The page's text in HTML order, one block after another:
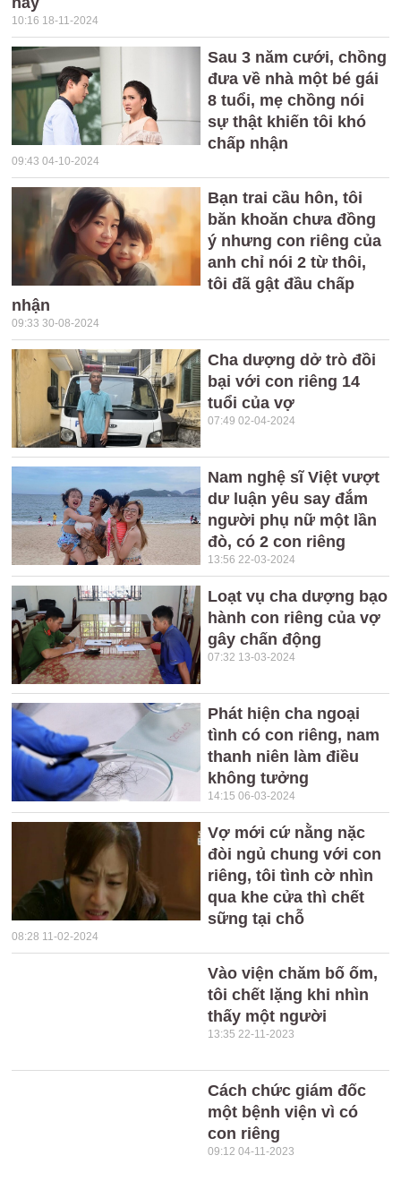
10:16 18-11-2024
Sau 3 năm cưới, chồng
đưa về nhà một bé gái
8 tuổi, mẹ chồng nói
sự thật khiến tôi khó
chấp nhận
09:43 04-10-2024
Bạn trai cầu hôn, tôi
băn khoăn chưa đồng
ý nhưng con riêng của
anh chỉ nói 2 từ thôi,
tôi đã gật đầu chấp
nhận
09:33 30-08-2024
Cha dượng dở trò đồi
bại với con riêng 14
tuổi của vợ
07:49 02-04-2024
Nam nghệ sĩ Việt vượt
dư luận yêu say đắm
người phụ nữ một lần
đò, có 2 con riêng
13:56 22-03-2024
Loạt vụ cha dượng bạo
hành con riêng của vợ
gây chấn động
07:32 13-03-2024
Phát hiện cha ngoại
tình có con riêng, nam
thanh niên làm điều
không tưởng
14:15 06-03-2024
Vợ mới cứ nằng nặc
đòi ngủ chung với con
riêng, tôi tình cờ nhìn
qua khe cửa thì chết
sững tại chỗ
08:28 11-02-2024
Vào viện chăm bố ốm,
tôi chết lặng khi nhìn
thấy một người
13:35 22-11-2023
Cách chức giám đốc
một bệnh viện vì có
con riêng
09:12 04-11-2023